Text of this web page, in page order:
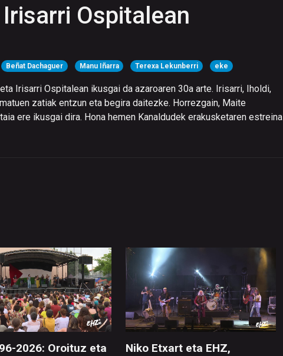
Ospitalean
Beñat Dachaguer Manu Iñarra Terexa Lekunberri eke
Irisarri Ospitalean ikusgai da azaroaren 30a arte. Irisarri, Iholdi,
zatiak entzun eta begira daitezke. Horrezgain, Maite
ere ikusgai dira. Hona hemen Kanaldudek erakusketaren estreina
2026: Oroituz eta
Niko Etxart eta EHZ,